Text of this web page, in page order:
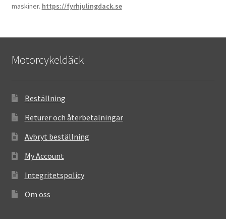
maskiner. https://fyrhjulingdack.se
Motorcykeldäck
Beställning
Returer och återbetalningar
Avbryt beställning
My Account
Integritetspolicy
Om oss